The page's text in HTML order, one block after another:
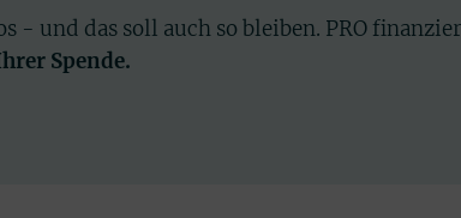
- und das soll auch so bleiben. PRO
Spende.